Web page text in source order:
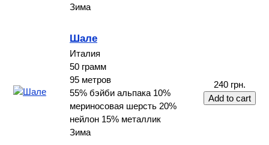
Зима
Шале
Италия
50 грамм
95 метров
55% бэйби альпака 10%
мериносовая шерсть 20%
нейлон 15% металлик
Зима
240 грн.